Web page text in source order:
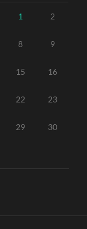
1 2
8 9
15 16
22 23
29 30